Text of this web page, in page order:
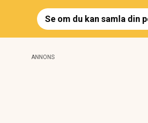
Se om du kan samla din
ANNONS